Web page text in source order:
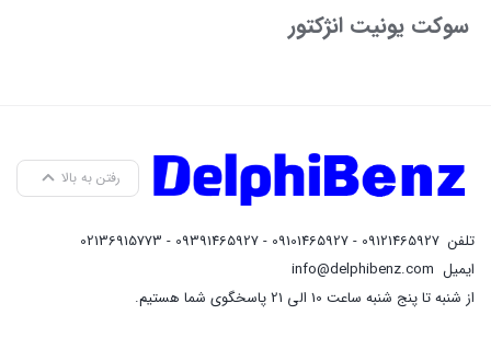
سوکت یونیت انژکتور
رفتن به بالا
تلفن 09121465927 - 09101465927 - 09391465927 - 02136915773
ایمیل info@delphibenz.com
از شنبه تا پنج شنبه ساعت 10 الی 21 پاسخگوی شما هستیم.